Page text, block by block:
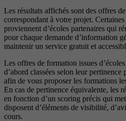
Les résultats affichés sont des offres
correspondant à votre projet.
proviennent d’écoles partenaires qui
pour chaque demande d’information
maintenir un service gratuit et
Les offres de formation issues
d’abord classées selon leur
afin de vous proposer les formations
En cas de pertinence équivalente, les
en fonction d’un scoring précis qui
disposent d’éléments de visibilité,
cours.